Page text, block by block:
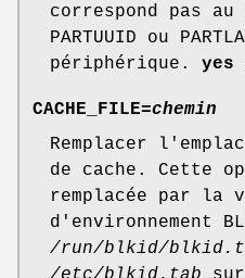
correspond pas au
PARTUUID ou
périphérique. yes
CACHE_FILE=chemin
Remplacer
de cache. Cette
remplacée par la
d'environnement
/run/blkid/